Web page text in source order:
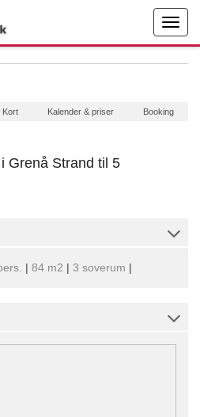
Kort Kalender & priser Booking
Grenå Strand til 5
| 84 m2 | 3 soverum |